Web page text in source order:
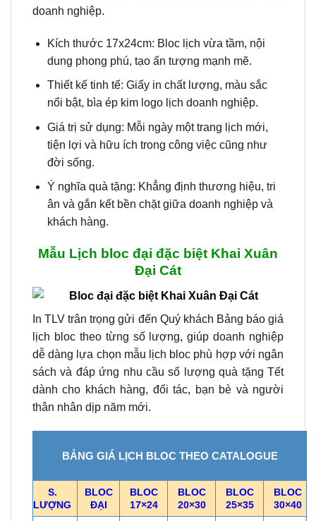
doanh nghiệp.
Kích thước 17x24cm: Bloc lịch vừa tầm, nội
dung phong phú, tạo ấn tượng mạnh mẽ.
Thiết kế tinh tế: Giấy in chất lượng, màu sắc
nổi bật, bìa ép kim logo lịch doanh nghiệp.
Giá trị sử dụng: Mỗi ngày một trang lịch mới,
tiện lợi và hữu ích trong công việc cũng như
đời sống.
Ý nghĩa quà tặng: Khẳng định thương hiệu, tri
ân và gắn kết bền chặt giữa doanh nghiệp và
khách hàng.
Mẫu Lịch bloc đại đặc biệt Khai Xuân
Đại Cát
In TLV trân trọng gửi đến Quý khách Bảng báo giá
lịch bloc theo từng số lượng, giúp doanh nghiệp
dễ dàng lựa chọn mẫu lịch bloc phù hợp với ngân
sách và đáp ứng nhu cầu số lượng quà tặng Tết
dành cho khách hàng, đối tác, bạn bè và người
thân nhân dịp năm mới.
BẢNG GIÁ LỊCH BLOC THEO CATALOGUE
S.
LƯỢNG
BLOC
ĐẠI
BLOC
17×24
BLOC
20×30
BLOC
25×35
BLOC
30×40